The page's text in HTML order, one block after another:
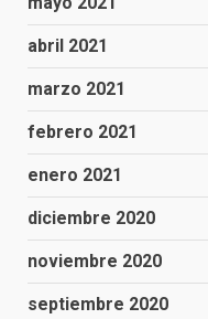
abril 2021
marzo 2021
febrero 2021
enero 2021
diciembre 2020
noviembre 2020
septiembre 2020